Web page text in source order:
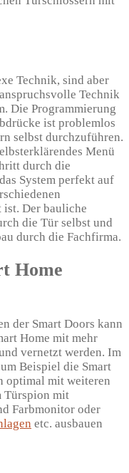
Technik, sind aber
Technik
Die Programmierung
ist problemlos
selbst durchzuführen.
Menü
durch die
System perfekt auf
ist. Der bauliche
die Tür selbst und
durch die Fachfirma.
Home
der Smart Doors kann
Home mit mehr
vernetzt werden. Im
Beispiel die Smart
optimal mit weiteren
Türspion mit
Farbmonitor oder
etc. ausbauen